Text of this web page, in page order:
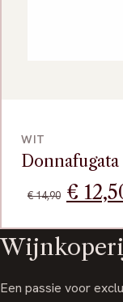
WIT
€14,90
prijs
was:
€
€
Een passie voor